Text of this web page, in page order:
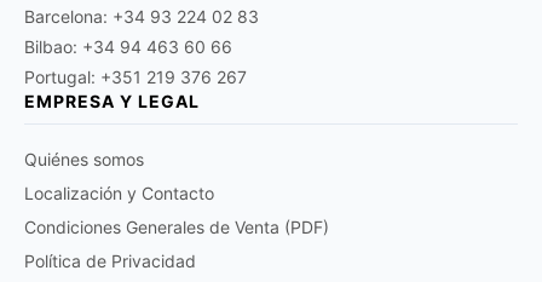
Barcelona: +34 93 224 02 83
Bilbao: +34 94 463 60 66
Portugal: +351 219 376 267
EMPRESA Y LEGAL
Quiénes somos
Localización y Contacto
Condiciones Generales de Venta (PDF)
Política de Privacidad